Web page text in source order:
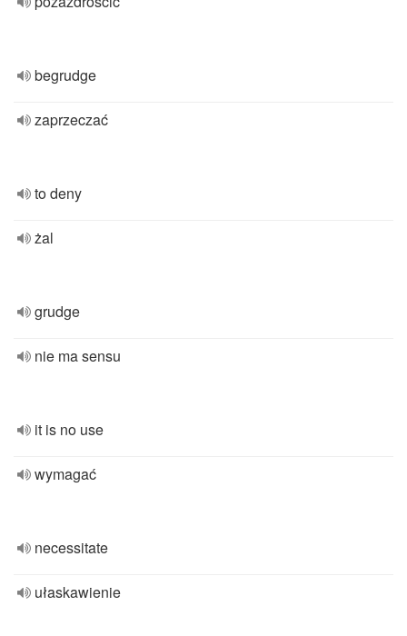
begrudge
zaprzeczać
to deny
żal
grudge
nie ma sensu
it is no use
wymagać
necessitate
ułaskawienie